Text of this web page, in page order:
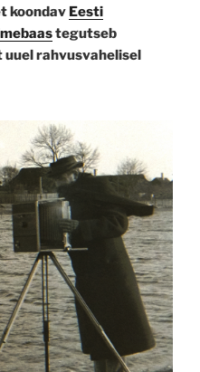
koondav Eesti
tegutseb
rahvusvahelisel